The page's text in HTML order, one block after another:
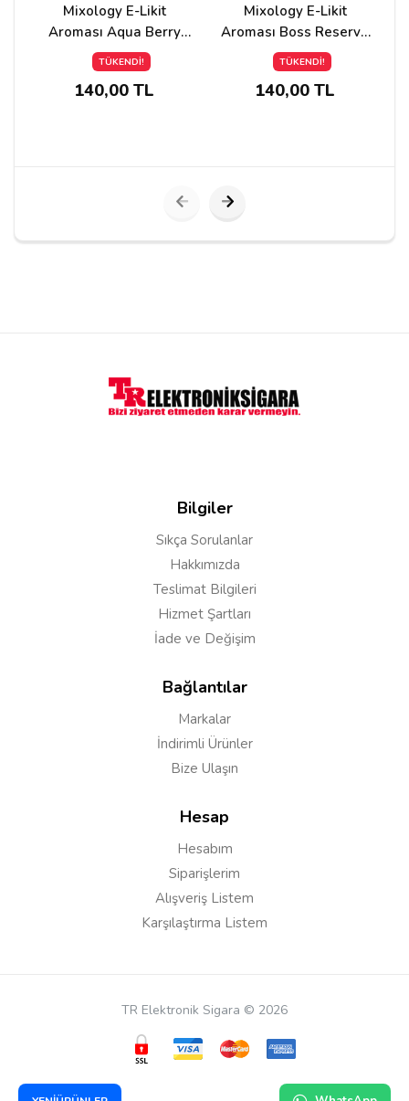
Mixology E-Likit
Aroması Aqua Berry
Blast 10ml
TÜKENDİ!
140,00 TL
Mixology E-Likit
Aroması Boss Reserve
10ml
TÜKENDİ!
140,00 TL
Bilgiler
Sıkça Sorulanlar
Hakkımızda
Teslimat Bilgileri
Hizmet Şartları
İade ve Değişim
Bağlantılar
Markalar
İndirimli Ürünler
Bize Ulaşın
Hesap
Hesabım
Siparişlerim
Alışveriş Listem
Karşılaştırma Listem
TR Elektronik Sigara © 2026